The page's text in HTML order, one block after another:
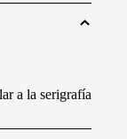
a la serigrafía